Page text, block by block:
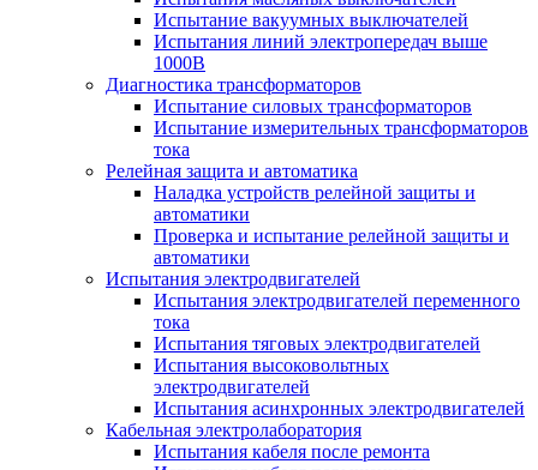
Испытание вакуумных выключателей
Испытания линий электропередач выше
1000В
Диагностика трансформаторов
Испытание силовых трансформаторов
Испытание измерительных трансформаторов
тока
Релейная защита и автоматика
Наладка устройств релейной защиты и
автоматики
Проверка и испытание релейной защиты и
автоматики
Испытания электродвигателей
Испытания электродвигателей переменного
тока
Испытания тяговых электродвигателей
Испытания высоковольтных
электродвигателей
Испытания асинхронных электродвигателей
Кабельная электролаборатория
Испытания кабеля после ремонта